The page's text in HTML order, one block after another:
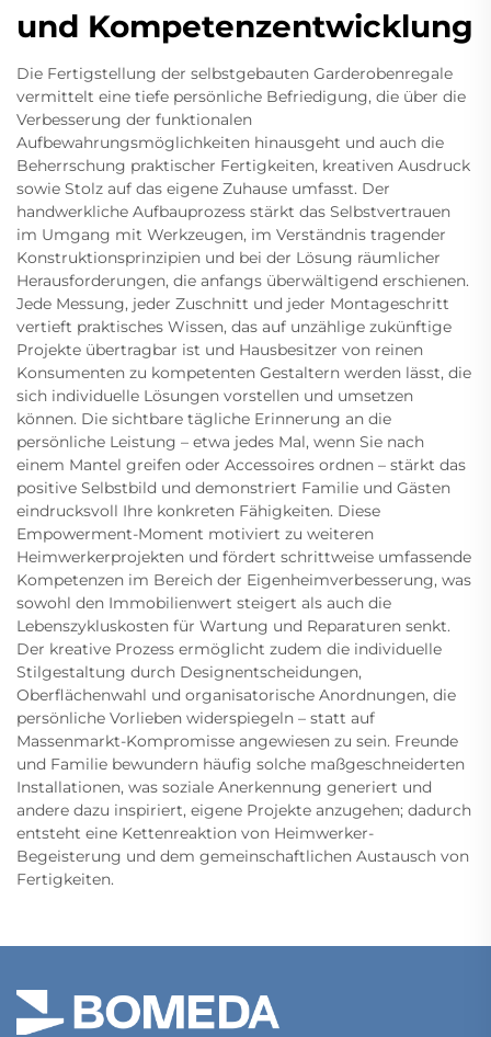
und Kompetenzentwicklung
Die Fertigstellung der selbstgebauten Garderobenregale
vermittelt eine tiefe persönliche Befriedigung, die über die
Verbesserung der funktionalen
Aufbewahrungsmöglichkeiten hinausgeht und auch die
Beherrschung praktischer Fertigkeiten, kreativen Ausdruck
sowie Stolz auf das eigene Zuhause umfasst. Der
handwerkliche Aufbauprozess stärkt das Selbstvertrauen
im Umgang mit Werkzeugen, im Verständnis tragender
Konstruktionsprinzipien und bei der Lösung räumlicher
Herausforderungen, die anfangs überwältigend erschienen.
Jede Messung, jeder Zuschnitt und jeder Montageschritt
vertieft praktisches Wissen, das auf unzählige zukünftige
Projekte übertragbar ist und Hausbesitzer von reinen
Konsumenten zu kompetenten Gestaltern werden lässt, die
sich individuelle Lösungen vorstellen und umsetzen
können. Die sichtbare tägliche Erinnerung an die
persönliche Leistung – etwa jedes Mal, wenn Sie nach
einem Mantel greifen oder Accessoires ordnen – stärkt das
positive Selbstbild und demonstriert Familie und Gästen
eindrucksvoll Ihre konkreten Fähigkeiten. Diese
Empowerment-Moment motiviert zu weiteren
Heimwerkerprojekten und fördert schrittweise umfassende
Kompetenzen im Bereich der Eigenheimverbesserung, was
sowohl den Immobilienwert steigert als auch die
Lebenszykluskosten für Wartung und Reparaturen senkt.
Der kreative Prozess ermöglicht zudem die individuelle
Stilgestaltung durch Designentscheidungen,
Oberflächenwahl und organisatorische Anordnungen, die
persönliche Vorlieben widerspiegeln – statt auf
Massenmarkt-Kompromisse angewiesen zu sein. Freunde
und Familie bewundern häufig solche maßgeschneiderten
Installationen, was soziale Anerkennung generiert und
andere dazu inspiriert, eigene Projekte anzugehen; dadurch
entsteht eine Kettenreaktion von Heimwerker-
Begeisterung und dem gemeinschaftlichen Austausch von
Fertigkeiten.